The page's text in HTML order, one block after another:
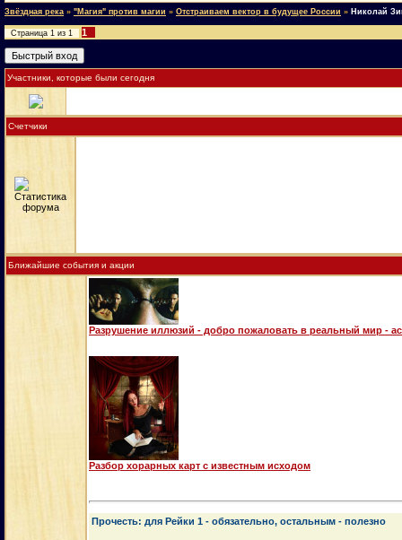
Звёздная река » "Магия" против магии » Отстраиваем вектор в будущее России » Николай
Страница 1 из 1 1
Участники, которые были сегодня
Счетчики
Ближайшие события и акции
Разрушение иллюзий - добро пожаловать в реальный мир -
Разбор хорарных карт с известным исходом
Прочесть: для Рейки 1 - обязательно, остальным - полезно